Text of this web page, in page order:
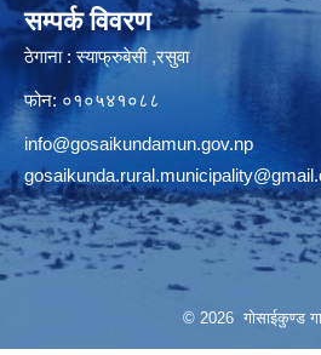
सम्पर्क विवरण
ठेगाना : स्याफ्रुबेसी ,रसुवा
फोन: ०१०५४१०८८
info@gosaikundamun.gov.np
© 2026 गोसाईकुण्ड